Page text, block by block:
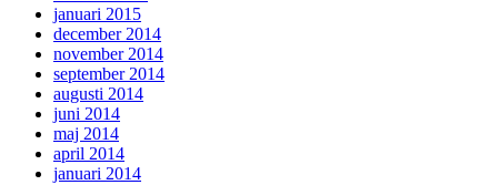
januari 2015
december 2014
november 2014
september 2014
augusti 2014
juni 2014
maj 2014
april 2014
januari 2014